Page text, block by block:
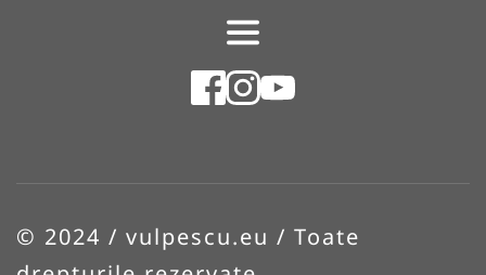
© 2024 / vulpescu.eu / Toate